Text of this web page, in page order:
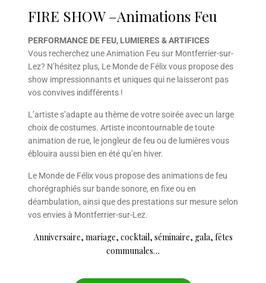
FIRE SHOW –Animations Feu
PERFORMANCE DE FEU, LUMIERES & ARTIFICES
Vous recherchez une Animation Feu sur Montferrier-sur-
Lez? N’hésitez plus, Le Monde de Félix vous propose des
show impressionnants et uniques qui ne laisseront pas
vos convives indifférents !
L’artiste s’adapte au thème de votre soirée avec un large
choix de costumes. Artiste incontournable de toute
animation de rue, le jongleur de feu ou de lumières vous
éblouira aussi bien en été qu’en hiver.
Le Monde de Félix vous propose des animations de feu
chorégraphiés sur bande sonore, en fixe ou en
déambulation, ainsi que des prestations sur mesure selon
vos envies à Montferrier-sur-Lez.
Anniversaire, mariage, cocktail, séminaire, gala, fêtes
communales…